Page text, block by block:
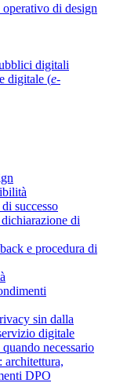
di design
digitali
digitale (e-
successo
di
e procedura di
sin dalla
digitale
necessario
architettura,
DPO